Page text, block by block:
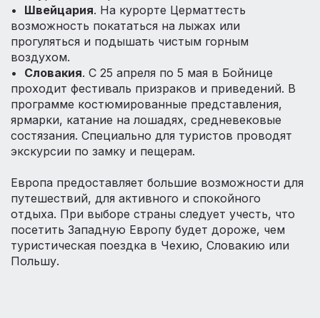
• Швейцария. На курорте Церматтесть
возможность покататься на лыжах или
прогуляться и подышать чистым горным
воздухом.
• Словакия. С 25 апреля по 5 мая в Бойнице
проходит фестиваль призраков и приведений. В
программе костюмированные представления,
ярмарки, катание на лошадях, средневековые
состязания. Специально для туристов проводят
экскурсии по замку и пещерам.
Европа предоставляет большие возможности для
путешествий, для активного и спокойного
отдыха. При выборе страны следует учесть, что
посетить Западную Европу будет дороже, чем
туристическая поездка в Чехию, Словакию или
Польшу.